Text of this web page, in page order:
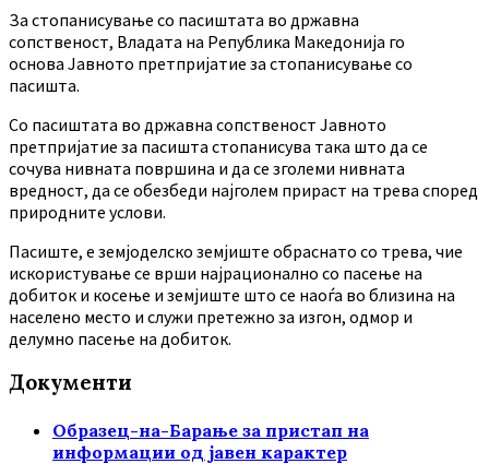
За стопанисување со пасиштата во државна
сопственост, Владата на Република Македонија го
основа Јавното претпријатие за стопанисување со
пасишта.
Co пасиштата во државна сопственост Јавното
претпријатие за пасишта стопанисува така што да се
сочува нивната површина и да се зголеми нивната
вредност, да се обезбеди најголем прираст на трева според
природните услови.
Пасиште, е земјоделско земјиште обраснато со трева, чие
искористување се врши најрационално со пасење на
добиток и косење и земјиште што се наоѓа во близина на
населено место и служи претежно за изгон, одмор и
делумно пасење на добиток.
Документи
Образец-на-Барање за пристап на
информации од јавен карактер